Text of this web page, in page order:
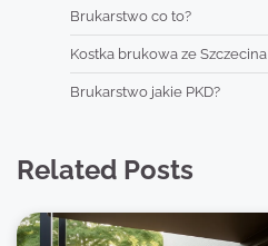
Brukarstwo co to?
Kostka brukowa ze Szczecina
Brukarstwo jakie PKD?
Related Posts